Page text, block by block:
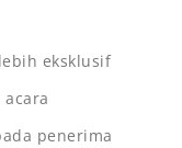
eksklusif
penerima